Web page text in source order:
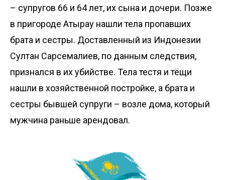
– супругов 66 и 64 лет, их сына и дочери. Позже
в пригороде Атырау нашли тела пропавших
брата и сестры. Доставленный из Индонезии
Султан Сарсемалиев, по данным следствия,
признался в их убийстве. Тела тестя и тёщи
нашли в хозяйственной постройке, а брата и
сестры бывшей супруги – возле дома, который
мужчина раньше арендовал.